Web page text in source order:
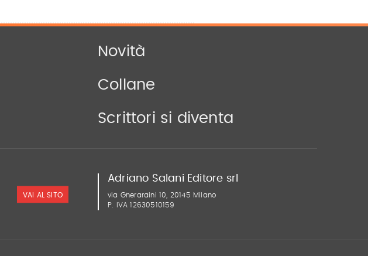
Novità
Collane
Scrittori si diventa
VAI AL SITO
Adriano Salani Editore srl
via Gherardini 10, 20145 Milano
P. IVA 12630510159